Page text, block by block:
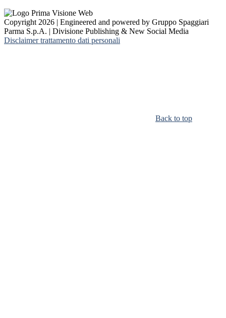
Copyright 2026 | Engineered and powered by Gruppo Spaggiari
Parma S.p.A. | Divisione Publishing & New Social Media
Disclaimer trattamento dati personali
Back to top